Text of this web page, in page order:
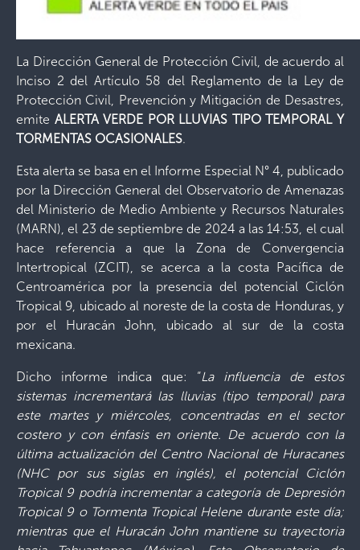
La Dirección General de Protección Civil, de acuerdo al
Inciso 2 del Artículo 58 del Reglamento de la Ley de
Protección Civil, Prevención y Mitigación de Desastres,
emite ALERTA VERDE POR LLUVIAS TIPO TEMPORAL Y
TORMENTAS OCASIONALES.
Esta alerta se basa en el Informe Especial N° 4, publicado
por la Dirección General del Observatorio de Amenazas
del Ministerio de Medio Ambiente y Recursos Naturales
(MARN), el 23 de septiembre de 2024 a las 14:53, el cual
hace referencia a que la Zona de Convergencia
Intertropical (ZCIT), se acerca a la costa Pacífica de
Centroamérica por la presencia del potencial Ciclón
Tropical 9, ubicado al noreste de la costa de Honduras, y
por el Huracán John, ubicado al sur de la costa
mexicana.
Dicho informe indica que: “La influencia de estos
sistemas incrementará las lluvias (tipo temporal) para
este martes y miércoles, concentradas en el sector
costero y con énfasis en oriente. De acuerdo con la
última actualización del Centro Nacional de Huracanes
(NHC por sus siglas en inglés), el potencial Ciclón
Tropical 9 podría incrementar a categoría de Depresión
Tropical 9 o Tormenta Tropical Helene durante este día;
mientras que el Huracán John mantiene su trayectoria